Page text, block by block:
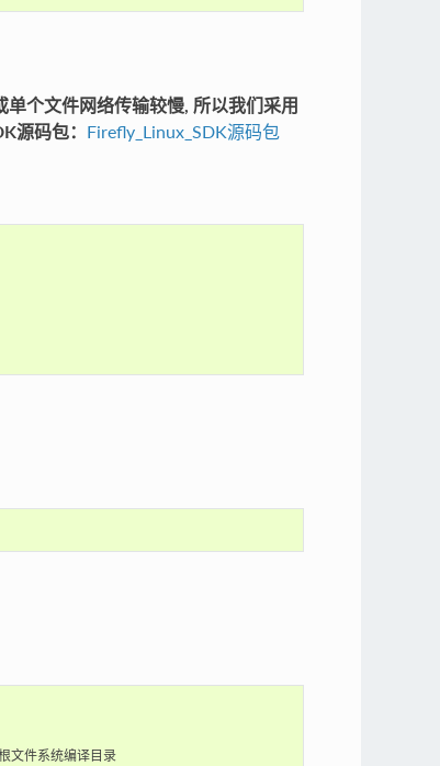
个文件网络传输较慢, 所以我们采用
源码包： Firefly_Linux_SDK源码包
统编译目录